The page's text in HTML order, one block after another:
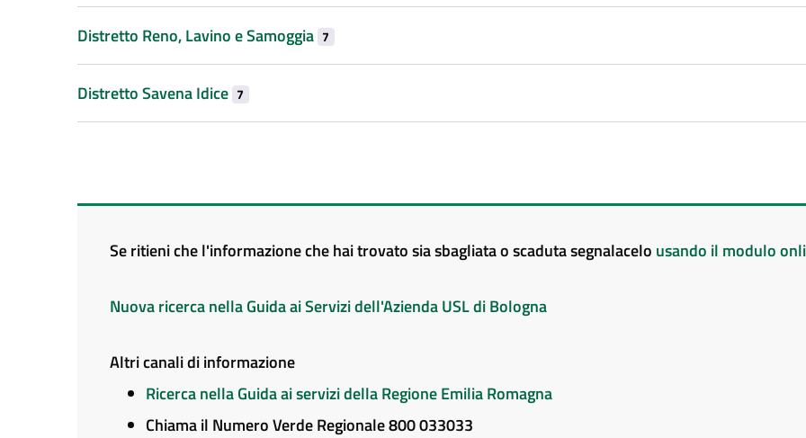
Distretto Reno, Lavino e Samoggia 7
Distretto Savena Idice 7
Se ritieni che l'informazione che hai trovato sia sbagliata o scaduta segnalacelo usando il modulo
Nuova ricerca nella Guida ai Servizi dell'Azienda USL di Bologna
Altri canali di informazione
Ricerca nella Guida ai servizi della Regione Emilia Romagna
Chiama il Numero Verde Regionale 800 033033